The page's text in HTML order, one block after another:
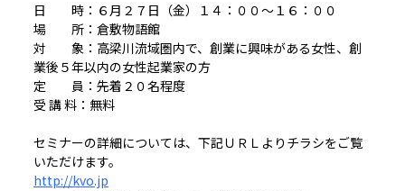
日 時：６月２７日（金）１４：００～１６：００
場 所：倉敷物語館
対 象：高梁川流域圏内で、創業に興味がある女性、創
業後５年以内の女性起業家の方
定 員：先着２０名程度
受 講 料：無料
セミナーの詳細については、下記ＵＲＬよりチラシをご覧
いただけます。
http://kvo.jp